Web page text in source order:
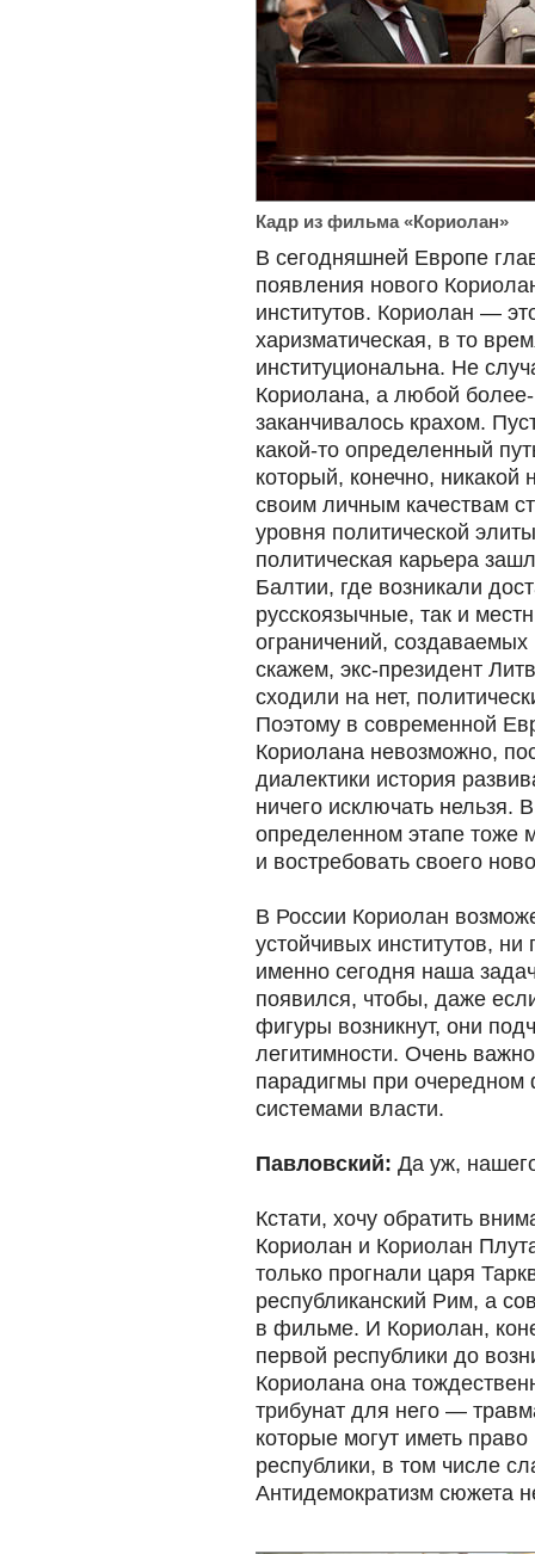
Кадр из фильма «Кориолан»
В сегодняшней Европе
появления нового
институтов. Кориолан —
харизматическая, в то
институциональна. Не
Кориолана, а любой
заканчивалось крахом.
какой-то определенный
который, конечно,
своим личным качествам
уровня политической
политическая карьера
Балтии, где возникали
русскоязычные, так и
ограничений,
скажем, экс-президент
сходили на нет,
Поэтому в современной
Кориолана невозможно,
диалектики история
ничего исключать нельзя.
определенном этапе тоже
и востребовать своего
В России Кориолан
устойчивых институтов,
именно сегодня наша
появился, чтобы, даже
фигуры возникнут, они
легитимности. Очень
парадигмы при
системами власти.
Павловский: Да уж,
Кстати, хочу обратить
Кориолан и Кориолан
только прогнали царя
республиканский Рим, а
в фильме. И Кориолан,
первой республики до
Кориолана она
трибунат для него —
которые могут иметь
республики, в том числе
Антидемократизм сюжета